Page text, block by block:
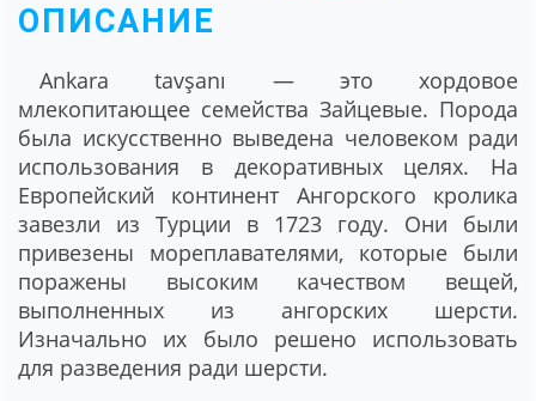
ОПИСАНИЕ
Ankara tavşanı — это хордовое
млекопитающее семейства Зайцевые. Порода
была искусственно выведена человеком ради
использования в декоративных целях. На
Европейский континент Ангорского кролика
завезли из Турции в 1723 году. Они были
привезены мореплавателями, которые были
поражены высоким качеством вещей,
выполненных из ангорских шерсти.
Изначально их было решено использовать
для разведения ради шерсти.